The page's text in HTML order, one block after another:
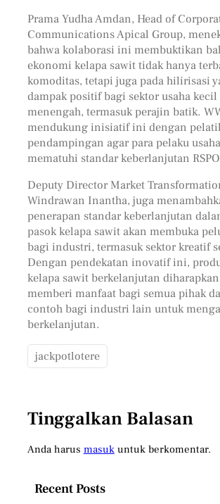
Prama Yudha Amdan, Head of
Communications Apical Group,
bahwa kolaborasi ini membuktikan
ekonomi kelapa sawit tidak hanya
komoditas, tetapi juga pada hilirisasi
dampak positif bagi sektor usaha kecil
menengah, termasuk perajin batik.
mendukung inisiatif ini dengan
pendampingan agar para pelaku
mematuhi standar keberlanjutan
Deputy Director Market
Windrawan Inantha, juga
penerapan standar keberlanjutan
pasok kelapa sawit akan membuka
bagi industri, termasuk sektor kreatif
Dengan pendekatan inovatif ini,
kelapa sawit berkelanjutan
memberi manfaat bagi semua pihak
contoh bagi industri lain untuk
berkelanjutan.
jackpotlotere
Tinggalkan Balasan
Anda harus masukuntuk berkomentar.
Recent Posts